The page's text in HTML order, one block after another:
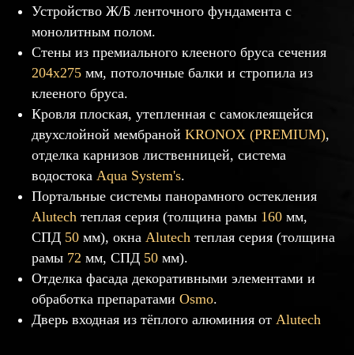
Устройство Ж/Б ленточного фундамента с
монолитным полом.
Стены из премиального клеeного бруса сечения
204х275 мм, потолочные балки и стропила из
клеeного бруса.
Кровля плоская, утепленная с самоклеящейся
двухслойной мембраной KRONOX (PREMIUM),
отделка карнизов лиственницей, система
водостока Aqua System's.
Портальные системы панорамного остекления
Alutech теплая серия (толщина рамы 160 мм,
СПД 50 мм), окна Alutech теплая серия (толщина
рамы 72 мм, СПД 50 мм).
Отделка фасада декоративными элементами и
обработка препаратами Osmo.
Дверь входная из тёплого алюминия от Alutech